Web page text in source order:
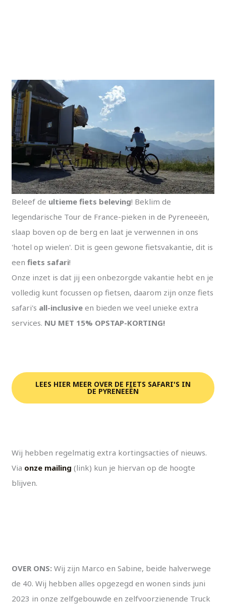
Beleef de ultieme fiets beleving! Beklim de
legendarische Tour de France-pieken in de Pyreneeën,
slaap boven op de berg en laat je verwennen in ons
'hotel op wielen'. Dit is geen gewone fietsvakantie, dit is
een fiets safari!
Onze inzet is dat jij een onbezorgde vakantie hebt en je
volledig kunt focussen op fietsen, daarom zijn onze fiets
safari's all-inclusive en bieden we veel unieke extra
services. NU MET 15% OPSTAP-KORTING!
LEES HIER MEER OVER DE FIETS SAFARI'S IN
DE PYRENEEËN
Wij hebben regelmatig extra kortingsacties of nieuws.
Via onze mailing (link) kun je hiervan op de hoogte
blijven.
OVER ONS:Wij zijn Marco en Sabine, beide halverwege
de 40. Wij hebben alles opgezegd en wonen sinds juni
2023 in onze zelfgebouwde en zelfvoorzienende Truck